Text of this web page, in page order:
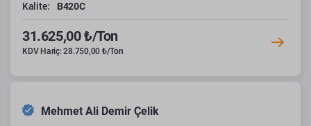
Kalite:
B420C
31.625,00 ₺/Ton
KDV Hariç: 28.750,00 ₺/Ton
Mehmet Ali Demir Çelik